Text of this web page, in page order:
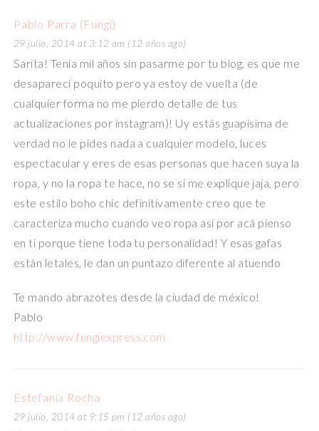
Pablo Parra (Fungi)
29 julio, 2014 at 3:12 am (12 años ago)
Sarita! Tenía mil años sin pasarme por tu blog, es que me
desaparecí poquito pero ya estoy de vuelta (de
cualquier forma no me pierdo detalle de tus
actualizaciones por instagram)! Uy estás guapísima de
verdad no le pides nada a cualquier modelo, luces
espectacular y eres de esas personas que hacen suya la
ropa, y no la ropa te hace, no se si me explique jaja, pero
este estilo boho chic definitivamente creo que te
caracteriza mucho cuando veo ropa así por acá pienso
en ti porque tiene toda tu personalidad! Y esas gafas
están letales, le dan un puntazo diferente al atuendo
Te mando abrazotes desde la ciudad de méxico!
Pablo
http://www.fungiexpress.com
Estefanía Rocha
29 julio, 2014 at 9:15 pm (12 años ago)